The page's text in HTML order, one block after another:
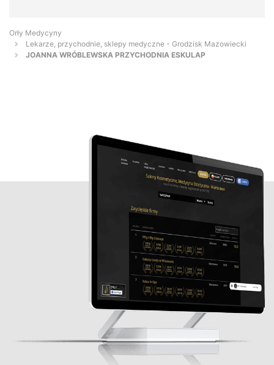
Orły Medycyny
Lekarze, przychodnie, sklepy medyczne - Grodzisk Mazowiecki
JOANNA WRÓBLEWSKA PRZYCHODNIA ESKULAP